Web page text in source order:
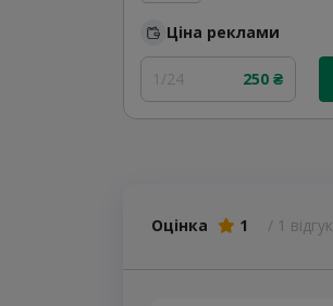
Ціна реклами
1/24 250 ₴
Оцінка 1 / 1 відгук